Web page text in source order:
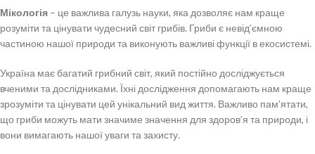
Мікологія – це важлива галузь науки, яка дозволяє нам краще
розуміти та цінувати чудесний світ грибів. Гриби є невід’ємною
частиною нашої природи та виконують важливі функції в екосистемі.
Україна має багатий грибний світ, який постійно досліджується
вченими та дослідниками. Їхні дослідження допомагають нам краще
зрозуміти та цінувати цей унікальний вид життя. Важливо пам’ятати,
що гриби можуть мати значиме значення для здоров’я та природи, і
вони вимагають нашої уваги та захисту.